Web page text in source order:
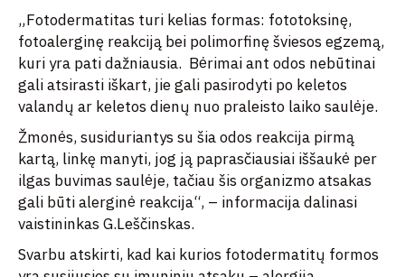
„Fotodermatitas turi kelias formas: fototoksinę,
fotoalerginę reakciją bei polimorfinę šviesos egzemą,
kuri yra pati dažniausia. Bėrimai ant odos nebūtinai
gali atsirasti iškart, jie gali pasirodyti po keletos
valandų ar keletos dienų nuo praleisto laiko saulėje.
Žmonės, susiduriantys su šia odos reakcija pirmą
kartą, linkę manyti, jog ją paprasčiausiai iššaukė per
ilgas buvimas saulėje, tačiau šis organizmo atsakas
gali būti alerginė reakcija“, – informacija dalinasi
vaistininkas G.Leščinskas.
Svarbu atskirti, kad kai kurios fotodermatitų formos